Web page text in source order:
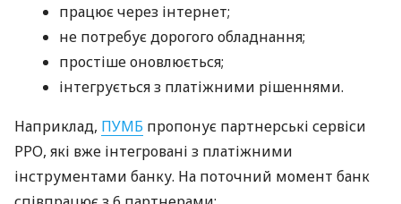
працює через інтернет;
не потребує дорогого обладнання;
простіше оновлюється;
інтегрується з платіжними рішеннями.
Наприклад, ПУМБ пропонує партнерські сервіси
РРО, які вже інтегровані з платіжними
інструментами банку. На поточний момент банк